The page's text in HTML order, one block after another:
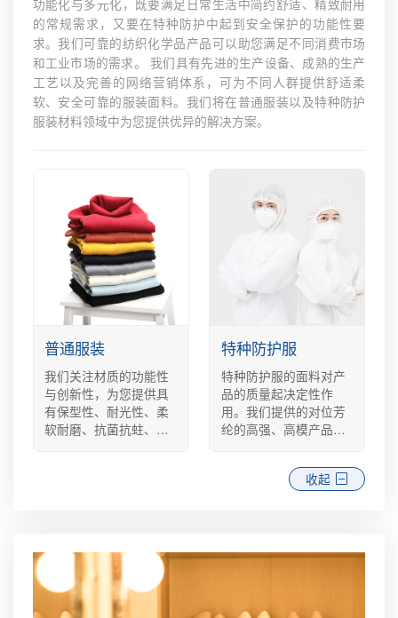
功能化与多元化，既要满足日常生活中简约舒适、精致耐用
的常规需求，又要在特种防护中起到安全保护的功能性要
求。我们可靠的纺织化学品产品可以助您满足不同消费市场
和工业市场的需求。 我们具有先进的生产设备、成熟的生产
工艺以及完善的网络营销体系，可为不同人群提供舒适柔
软、安全可靠的服装面料。我们将在普通服装以及特种防护
服装材料领域中为您提供优异的解决方案。
普通服装
我们关注材质的功能性
与创新性，为您提供具
有保型性、耐光性、柔
软耐磨、抗菌抗蛀、弹
特种防护服
特种防护服的面料对产
品的质量起决定性作
用。我们提供的对位芳
纶的高强、高模产品填
有耐高温、阻燃性、耐
腐蚀、低密度、热收缩
收起